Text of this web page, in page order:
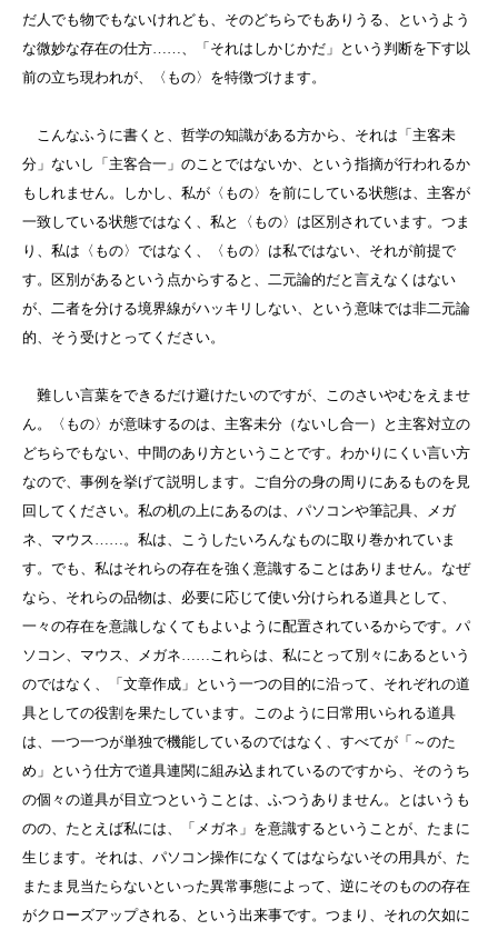
だ人でも物でもないけれども、そのどちらでもありうる、というよう
な微妙な存在の仕方……、「それはしかじかだ」という判断を下す以
前の立ち現われが、〈もの〉を特徴づけます。
こんなふうに書くと、哲学の知識がある方から、それは「主客未
分」ないし「主客合一」のことではないか、という指摘が行われるか
もしれません。しかし、私が〈もの〉を前にしている状態は、主客が
一致している状態ではなく、私と〈もの〉は区別されています。つま
り、私は〈もの〉ではなく、〈もの〉は私ではない、それが前提で
す。区別があるという点からすると、二元論的だと言えなくはない
が、二者を分ける境界線がハッキリしない、という意味では非二元論
的、そう受けとってください。
難しい言葉をできるだけ避けたいのですが、このさいやむをえませ
ん。〈もの〉が意味するのは、主客未分（ないし合一）と主客対立の
どちらでもない、中間のあり方ということです。わかりにくい言い方
なので、事例を挙げて説明します。ご自分の身の周りにあるものを見
回してください。私の机の上にあるのは、パソコンや筆記具、メガ
ネ、マウス……。私は、こうしたいろんなものに取り巻かれていま
す。でも、私はそれらの存在を強く意識することはありません。なぜ
なら、それらの品物は、必要に応じて使い分けられる道具として、
一々の存在を意識しなくてもよいように配置されているからです。パ
ソコン、マウス、メガネ……これらは、私にとって別々にあるという
のではなく、「文章作成」という一つの目的に沿って、それぞれの道
具としての役割を果たしています。このように日常用いられる道具
は、一つ一つが単独で機能しているのではなく、すべてが「～のた
め」という仕方で道具連関に組み込まれているのですから、そのうち
の個々の道具が目立つということは、ふつうありません。とはいうも
のの、たとえば私には、「メガネ」を意識するということが、たまに
生じます。それは、パソコン操作になくてはならないその用具が、た
またま見当たらないといった異常事態によって、逆にそのものの存在
がクローズアップされる、という出来事です。つまり、それの欠如に